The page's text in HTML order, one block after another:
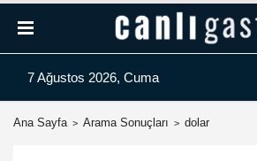
7 Ağustos 2026, Cuma
Ana Sayfa Arama Sonuçları dolar